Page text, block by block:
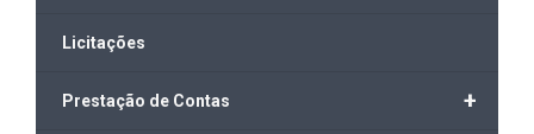
Licitações
+
Prestação de Contas